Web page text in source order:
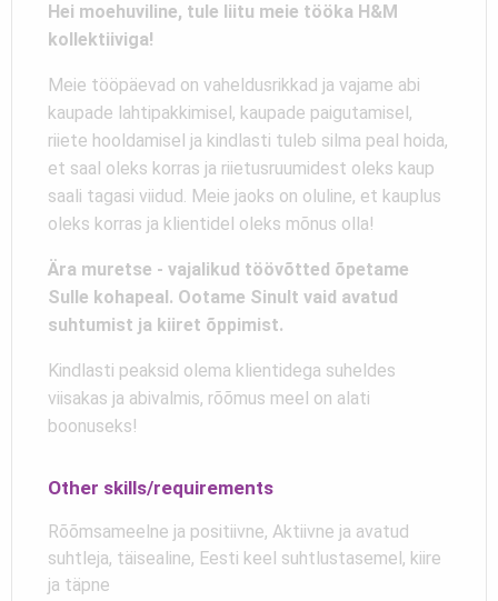
Hei moehuviline, tule liitu meie tööka H&M
kollektiiviga!
Meie tööpäevad on vaheldusrikkad ja vajame abi
kaupade lahtipakkimisel, kaupade paigutamisel,
riiete hooldamisel ja kindlasti tuleb silma peal hoida,
et saal oleks korras ja riietusruumidest oleks kaup
saali tagasi viidud. Meie jaoks on oluline, et kauplus
oleks korras ja klientidel oleks mõnus olla!
Ära muretse - vajalikud töövõtted õpetame
Sulle kohapeal. Ootame Sinult vaid avatud
suhtumist ja kiiret õppimist.
Kindlasti peaksid olema klientidega suheldes
viisakas ja abivalmis, rõõmus meel on alati
boonuseks!
Other skills/requirements
Rõõmsameelne ja positiivne, Aktiivne ja avatud
suhtleja, täisealine, Eesti keel suhtlustasemel, kiire
ja täpne